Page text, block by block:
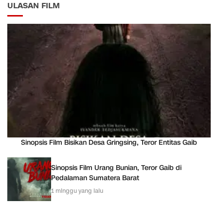
ULASAN FILM
Sinopsis Film Bisikan Desa Gringsing, Teror Entitas Gaib
Sinopsis Film Urang Bunian, Teror Gaib di
Pedalaman Sumatera Barat
1 minggu yang lalu